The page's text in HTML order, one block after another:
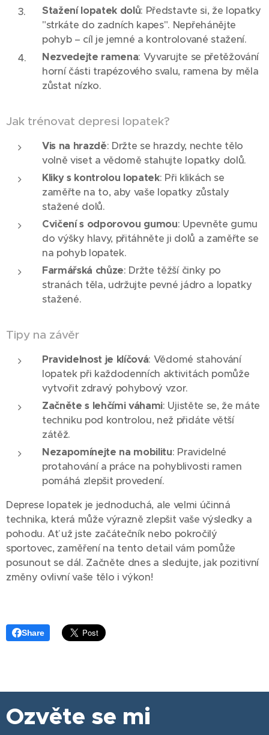
Stažení lopatek dolů: Představte si, že lopatky
"strkáte do zadních kapes". Nepřehánějte
pohyb – cíl je jemné a kontrolované stažení.
Nezvedejte ramena: Vyvarujte se přetěžování
horní části trapézového svalu, ramena by měla
zůstat nízko.
Jak trénovat depresi lopatek?
Vis na hrazdě: Držte se hrazdy, nechte tělo
volně viset a vědomě stahujte lopatky dolů.
Kliky s kontrolou lopatek: Při klikách se
zaměřte na to, aby vaše lopatky zůstaly
stažené dolů.
Cvičení s odporovou gumou: Upevněte gumu
do výšky hlavy, přitáhněte ji dolů a zaměřte se
na pohyb lopatek.
Farmářská chůze: Držte těžší činky po
stranách těla, udržujte pevné jádro a lopatky
stažené.
Tipy na závěr
Pravidelnost je klíčová: Vědomé stahování
lopatek při každodenních aktivitách pomůže
vytvořit zdravý pohybový vzor.
Začněte s lehčími váhami: Ujistěte se, že máte
techniku pod kontrolou, než přidáte větší
zátěž.
Nezapomínejte na mobilitu: Pravidelné
protahování a práce na pohyblivosti ramen
pomáhá zlepšit provedení.
Deprese lopatek je jednoduchá, ale velmi účinná
technika, která může výrazně zlepšit vaše výsledky a
pohodu. Ať už jste začátečník nebo pokročilý
sportovec, zaměření na tento detail vám pomůže
posunout se dál. Začněte dnes a sledujte, jak pozitivní
změny ovlivní vaše tělo i výkon!
Share
Ozvěte se mi